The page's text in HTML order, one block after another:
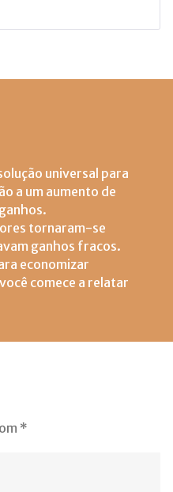
universal para
a um aumento de
tornaram-se
ganhos fracos.
economizar
comece a relatar
*